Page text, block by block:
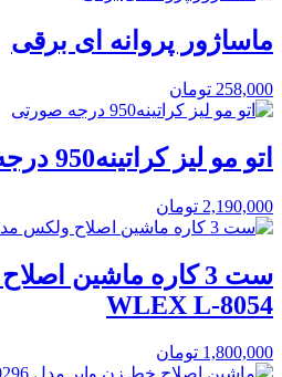
ماساژور پروانه ای برقی
258,000 تومان
اتو مو لیز کراتینه950 درجه صورتی
2,190,000 تومان
ست 3 کاره ماشین
WLEX L-8054
1,800,000 تومان